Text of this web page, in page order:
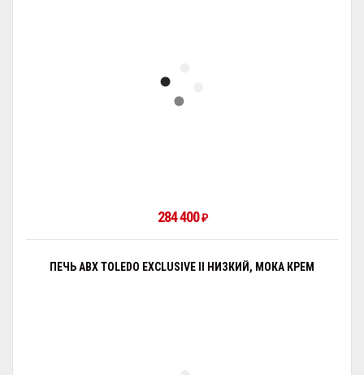
284 400₽
ПЕЧЬ ABX TOLEDO EXCLUSIVE II НИЗКИЙ, МОКА КРЕМ